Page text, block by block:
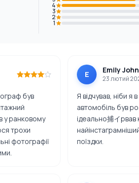
4
3
2
1
був
у ранковому
трохи
фотографії
E Emily
23 лютий
Я відчував, ніби я
автомобіль був
ідеально捕イ
поїздки.